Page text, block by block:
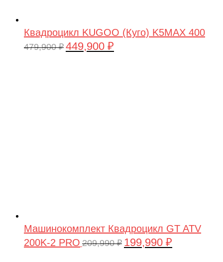
Квадроцикл KUGOO (Куго) K5MAX 400
479,900₽ Первоначальная
449,900 ₽
Машинокомплект Квадроцикл GT ATV
200K-2 PRO 209,990₽ Первоначальная
199,990 ₽